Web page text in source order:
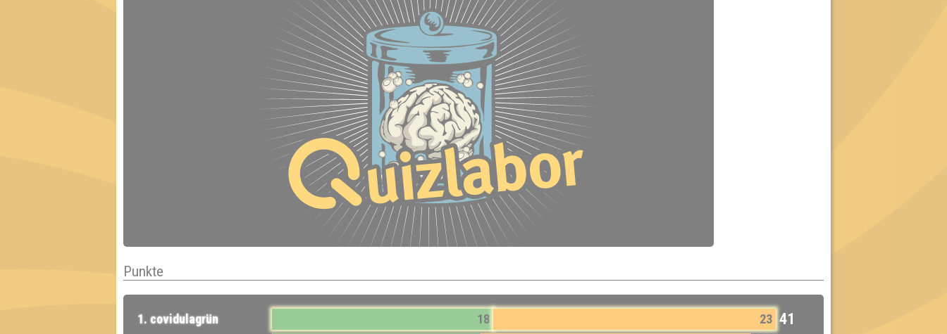
Punkte
1. covidulagrün 18 23 41